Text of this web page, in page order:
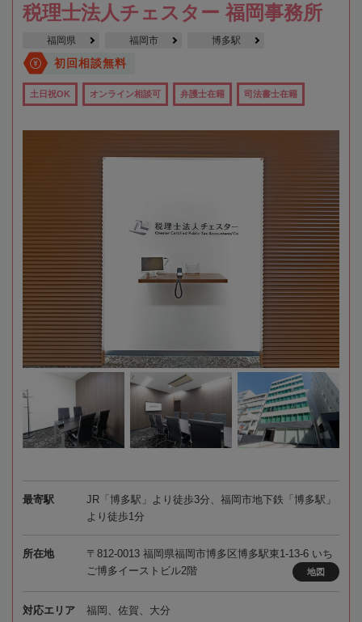
税理士法人チェスター 福岡事務所
福岡県 福岡市 博多駅
初回相談無料
土日祝OK オンライン相談可 弁護士在籍 司法書士在籍
最寄駅
JR「博多駅」より徒歩3分、福岡市地下鉄「博多駅」
より徒歩1分
所在地
〒812-0013 福岡県福岡市博多区博多駅東1-13-6 いち
ご博多イーストビル2階
地図
対応エリア 福岡、佐賀、大分